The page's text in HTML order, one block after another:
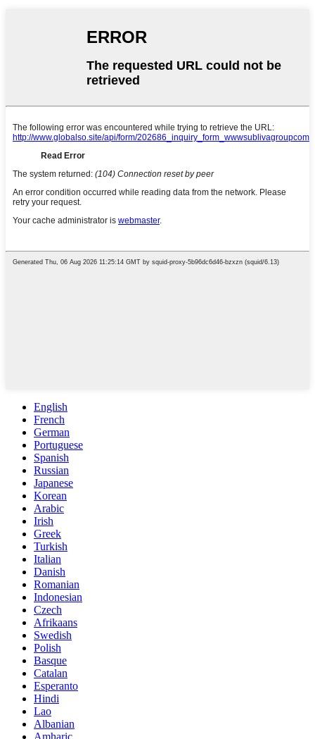
English
French
German
Portuguese
Spanish
Russian
Japanese
Korean
Arabic
Irish
Greek
Turkish
Italian
Danish
Romanian
Indonesian
Czech
Afrikaans
Swedish
Polish
Basque
Catalan
Esperanto
Hindi
Lao
Albanian
Amharic